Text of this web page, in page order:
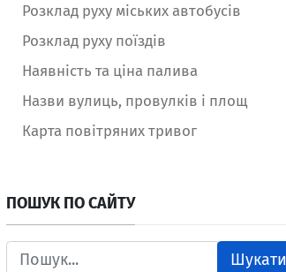
Розклад руху міських автобусів
Розклад руху поїздів
Наявність та ціна палива
Назви вулиць, провулків і площ
Карта повітряних тривог
ПОШУК ПО САЙТУ
Шукати